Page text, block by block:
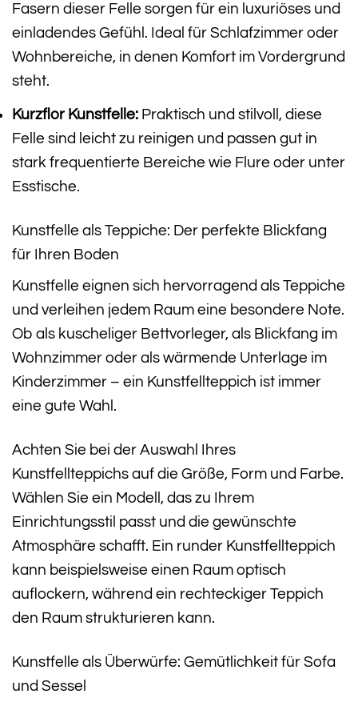
Fasern dieser Felle sorgen für ein luxuriöses und
einladendes Gefühl. Ideal für Schlafzimmer oder
Wohnbereiche, in denen Komfort im Vordergrund
steht.
Kurzflor Kunstfelle: Praktisch und stilvoll, diese
Felle sind leicht zu reinigen und passen gut in
stark frequentierte Bereiche wie Flure oder unter
Esstische.
Kunstfelle als Teppiche: Der perfekte Blickfang
für Ihren Boden
Kunstfelle eignen sich hervorragend als Teppiche
und verleihen jedem Raum eine besondere Note.
Ob als kuscheliger Bettvorleger, als Blickfang im
Wohnzimmer oder als wärmende Unterlage im
Kinderzimmer – ein Kunstfellteppich ist immer
eine gute Wahl.
Achten Sie bei der Auswahl Ihres
Kunstfellteppichs auf die Größe, Form und Farbe.
Wählen Sie ein Modell, das zu Ihrem
Einrichtungsstil passt und die gewünschte
Atmosphäre schafft. Ein runder Kunstfellteppich
kann beispielsweise einen Raum optisch
auflockern, während ein rechteckiger Teppich
den Raum strukturieren kann.
Kunstfelle als Überwürfe: Gemütlichkeit für Sofa
und Sessel